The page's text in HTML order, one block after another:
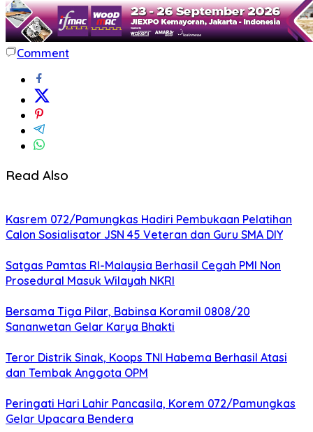
Comment
Read Also
Kasrem 072/Pamungkas Hadiri Pembukaan Pelatihan
Calon Sosialisator JSN 45 Veteran dan Guru SMA DIY
Satgas Pamtas RI-Malaysia Berhasil Cegah PMI Non
Prosedural Masuk Wilayah NKRI
Bersama Tiga Pilar, Babinsa Koramil 0808/20
Sananwetan Gelar Karya Bhakti
Teror Distrik Sinak, Koops TNI Habema Berhasil Atasi
dan Tembak Anggota OPM
Peringati Hari Lahir Pancasila, Korem 072/Pamungkas
Gelar Upacara Bendera